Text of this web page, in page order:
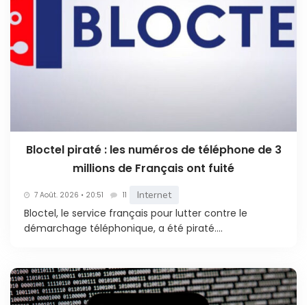
Bloctel piraté : les numéros de téléphone de 3
millions de Français ont fuité
7 Août. 2026 • 20:51 11 Internet
Bloctel, le service français pour lutter contre le
démarchage téléphonique, a été piraté....